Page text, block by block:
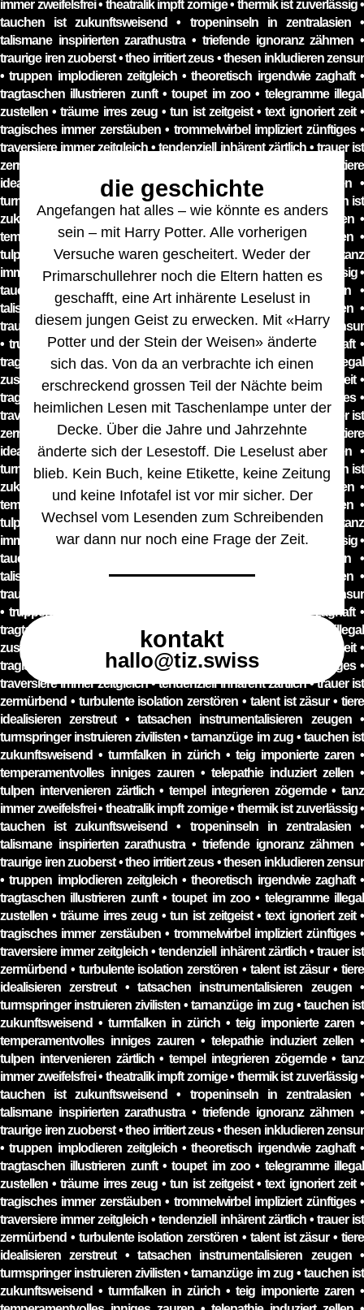
kontakt
hallo@tiz.swiss
die geschichte
Angefangen hat alles – wie könnte es anders
sein – mit Harry Potter. Alle vorherigen
Versuche waren gescheitert. Weder der
Primarschullehrer noch die Eltern hatten es
geschafft, eine Art inhärente Leselust in
diesem jungen Geist zu erwecken. Mit «Harry
Potter und der Stein der Weisen» änderte
sich das. Von da an verbrachte ich einen
erschreckend grossen Teil der Nächte beim
heimlichen Lesen mit Taschenlampe unter der
Decke. Über die Jahre und Jahrzehnte
änderte sich der Lesestoff. Die Leselust aber
blieb. Kein Buch, keine Etikette, keine Zeitung
und keine Infotafel ist vor mir sicher. Der
Wechsel vom Lesenden zum Schreibenden
war dann nur noch eine Frage der Zeit.